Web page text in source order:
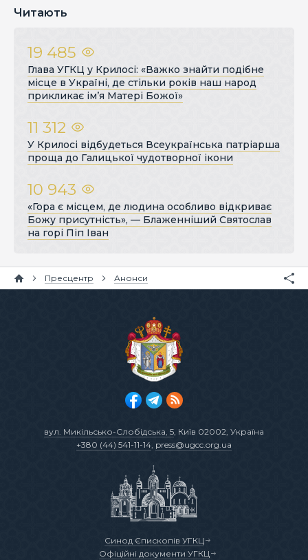
Читають
19 485
Глава УГКЦ у Крилосі: «Важко знайти подібне
місце в Україні, де стільки років наш народ
прикликає ім’я Матері Божої»
11 312
У Крилосі відбудеться Всеукраїнська патріарша
проща до Галицької чудотворної ікони
10 943
«Гора є місцем, де людина особливо відкриває
Божу присутність», — Блаженніший Святослав
на горі Піп Іван
Пресцентр Анонси
вул. Микільсько-Слобідська, 5, Київ 02002, Україна
+380 (44) 541-11-14, press@ugcc.org.ua
Синод Єпископів УГКЦ
Офіційні документи УГКЦ